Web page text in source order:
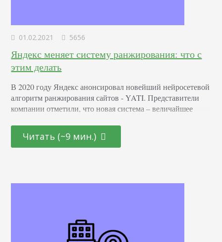
01.02.2021 5656
Яндекс меняет систему ранжирования: что с
этим делать
В 2020 году Яндекс анонсировал новейший нейросетевой
алгоритм ранжирования сайтов - YATI. Представители
компании отметили, что новая система – величайшее
последние десять лет. Выясняем, как новая система
скажется на SEO-оптимизации и что поменяется в поиске.
Читать (~9 мин.)